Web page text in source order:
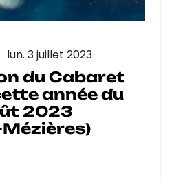
lun. 3 juillet 2023
du Cabaret
année du
2023